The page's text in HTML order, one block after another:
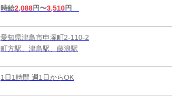
時給2,088円〜3,510円
愛知県津島市申塚町2-110-2
町方駅、津島駅、藤浪駅
1日1時間 週1日からOK